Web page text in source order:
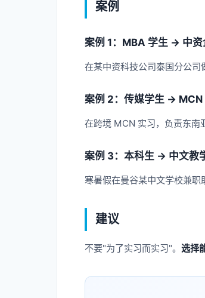
案例
案例 1：MBA 学生 → 中资
在某中资科技公司泰国分公司
案例 2：传媒学生 → MCN
在跨境 MCN 实习，负责东南
案例 3：本科生 → 中文教
寒暑假在曼谷某中文学校兼职
建议
不要"为了实习而实习"。 选择